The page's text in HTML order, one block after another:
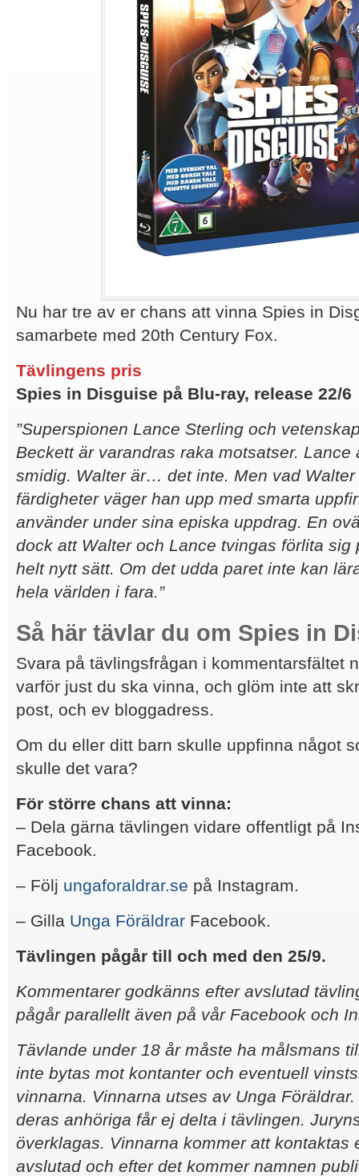
Nu har tre av er chans att vinna Spies in
samarbete med 20th Century Fox.
Tävlingens pris
Spies in Disguise på Blu-ray, release 22/6
”Superspionen Lance Sterling och
Beckett är varandras raka motsatser. Lance
smidig. Walter är… det inte. Men vad
färdigheter väger han upp med smarta
använder under sina episka uppdrag. En
dock att Walter och Lance tvingas förlita sig
helt nytt sätt. Om det udda paret inte kan
hela världen i fara.”
Så här tävlar du om Spies in
Svara på tävlingsfrågan i kommentarsfältet
varför just du ska vinna, och glöm inte att
post, och ev bloggadress.
Om du eller ditt barn skulle uppfinna något
skulle det vara?
För större chans att vinna:
– Dela gärna tävlingen vidare offentligt på
Facebook.
– Följ ungaforaldrar.se på Instagram.
– Gilla Unga Föräldrar Facebook.
Tävlingen pågår till och med den 25/9.
Kommentarer godkänns efter avslutad
pågår parallellt även på vår Facebook och
Tävlande under 18 år måste ha målsmans
inte bytas mot kontanter och eventuell
vinnarna. Vinnarna utses av Unga
deras anhöriga får ej delta i tävlingen.
överklagas. Vinnarna kommer att kontaktas
avslutad och efter det kommer namnen